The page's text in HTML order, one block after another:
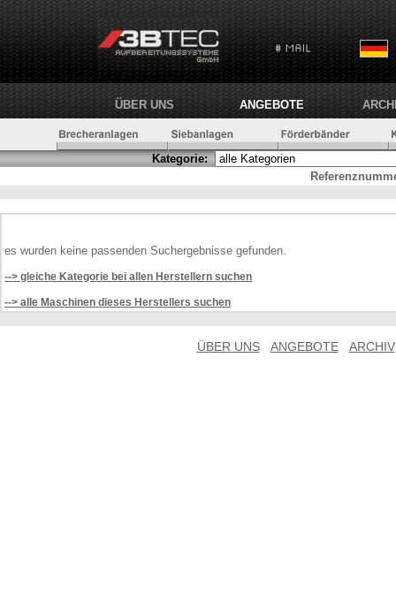
ÜBER UNS ANGEBOTE
Kategorie:
es wurden keine passenden Suchergebnisse gefunden.
--> gleiche Kategorie bei allen Herstellern suchen
--> alle Maschinen dieses Herstellers suchen
ÜBER UNS ANGEBOTE ARCHIV